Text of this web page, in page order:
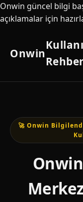
Onwin güncel bilgi
açıklamalar için
Onwin
🚀 Onwin